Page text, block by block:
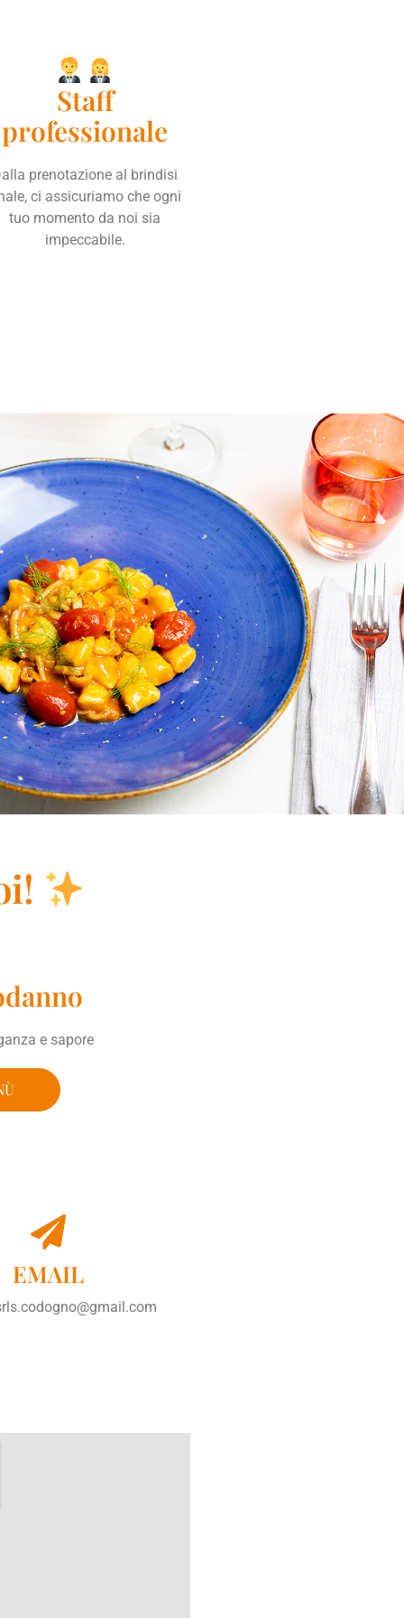
Staff
professionale
prenotazione al brindisi
ci assicuriamo che ogni
tuo momento da noi sia
impeccabile.
e sapore
EMAIL